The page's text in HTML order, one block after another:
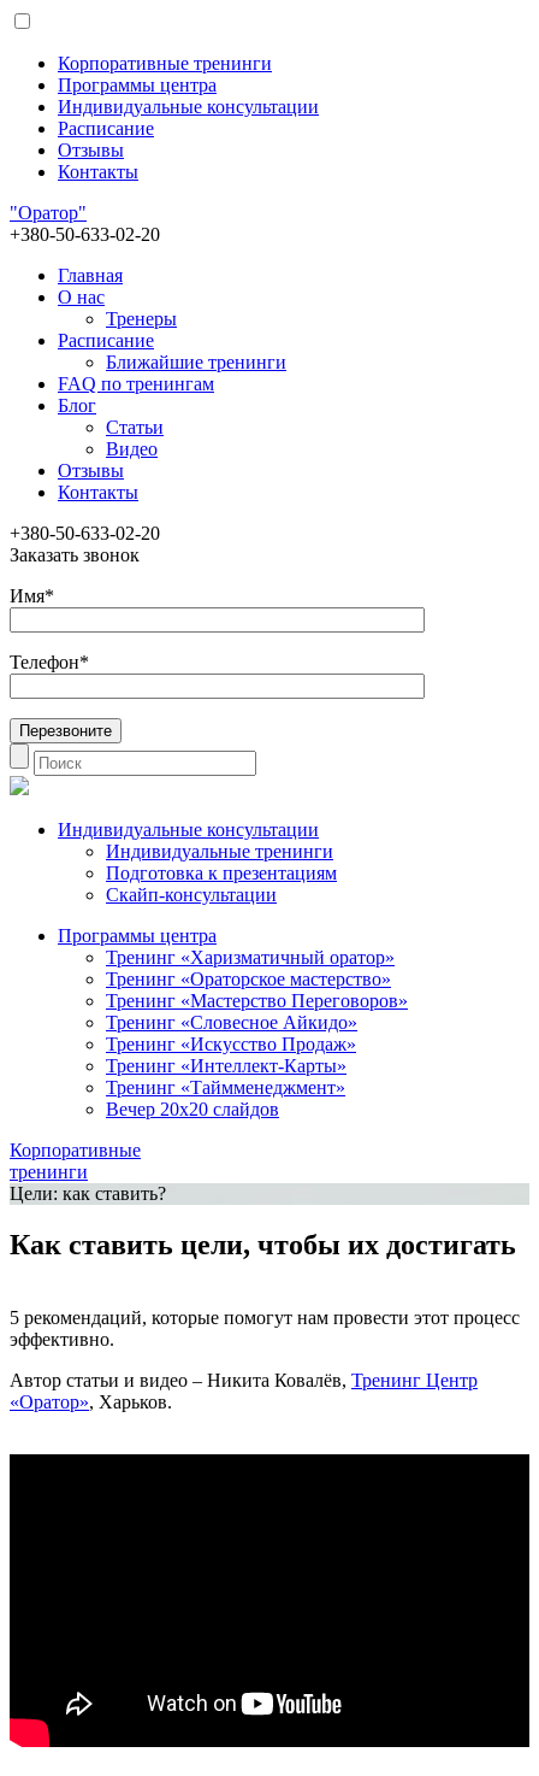
Корпоративные тренинги
Программы центра
Индивидуальные консультации
Расписание
Отзывы
Контакты
"Оратор"
+380-50-633-02-20
Главная
О нас
Тренеры
Расписание
Ближайшие тренинги
FAQ по тренингам
Блог
Статьи
Видео
Отзывы
Контакты
+380-50-633-02-20
Заказать звонок
Имя*
Телефон*
Индивидуальные консультации
Индивидуальные тренинги
Подготовка к презентациям
Скайп-консультации
Программы центра
Тренинг «Харизматичный оратор»
Тренинг «Ораторское мастерство»
Тренинг «Мастерство Переговоров»
Тренинг «Словесное Айкидо»
Тренинг «Искусство Продаж»
Тренинг «Интеллект-Карты»
Тренинг «Таймменеджмент»
Вечер 20х20 слайдов
Корпоративные
тренинги
Цели: как ставить?
Как ставить цели, чтобы их достигать
5 рекомендаций, которые помогут нам провести этот процесс
эффективно.
Автор статьи и видео – Никита Ковалёв, Тренинг Центр
«Оратор», Харьков.